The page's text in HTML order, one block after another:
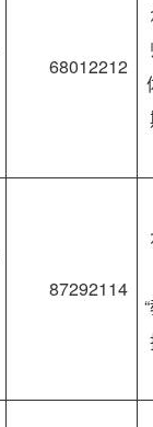
68012212
87292114